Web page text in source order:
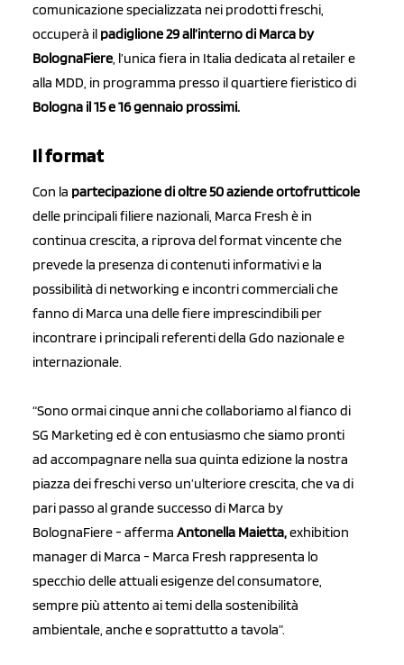
comunicazione specializzata nei prodotti freschi,
occuperà il padiglione 29 all’interno di Marca by
BolognaFiere, l’unica fiera in Italia dedicata al retailer e
alla MDD, in programma presso il quartiere fieristico di
Bologna il 15 e 16 gennaio prossimi.
Il format
Con la partecipazione di oltre 50 aziende ortofrutticole
delle principali filiere nazionali, Marca Fresh è in
continua crescita, a riprova del format vincente che
prevede la presenza di contenuti informativi e la
possibilità di networking e incontri commerciali che
fanno di Marca una delle fiere imprescindibili per
incontrare i principali referenti della Gdo nazionale e
internazionale.
“Sono ormai cinque anni che collaboriamo al fianco di
SG Marketing ed è con entusiasmo che siamo pronti
ad accompagnare nella sua quinta edizione la nostra
piazza dei freschi verso un’ulteriore crescita, che va di
pari passo al grande successo di Marca by
BolognaFiere - afferma Antonella Maietta,exhibition
manager di Marca - Marca Fresh rappresenta lo
specchio delle attuali esigenze del consumatore,
sempre più attento ai temi della sostenibilità
ambientale, anche e soprattutto a tavola”.